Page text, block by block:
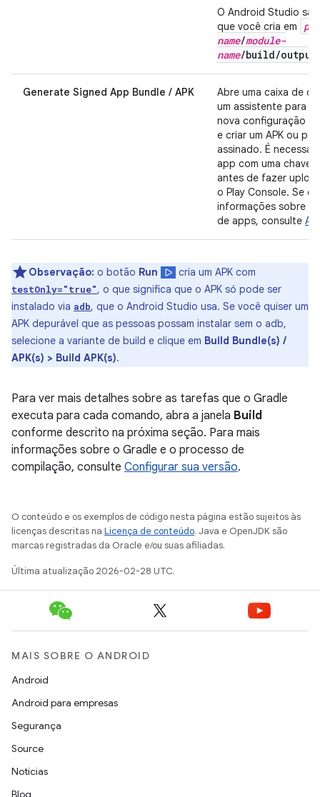
O Android Studio
que você cria em
name/module-
name/build/
Generate Signed App Bundle / APK
Abre uma caixa de
um assistente para
nova configuração
e criar um APK ou
assinado. É
app com uma chave
antes de fazer
o Play Console. Se
informações sobre a
de apps, consulte
Observação: o botão Run cria um APK com
testOnly="true", o que significa que o APK só pode ser
instalado via adb, que o Android Studio usa. Se você quiser um
APK depurável que as pessoas possam instalar sem o adb,
selecione a variante de build e clique em Build Bundle(s) /
APK(s) > Build APK(s).
Para ver mais detalhes sobre as tarefas que o Gradle
executa para cada comando, abra a janela Build
conforme descrito na próxima seção. Para mais
informações sobre o Gradle e o processo de
compilação, consulte Configurar sua versão.
O conteúdo e os exemplos de código nesta página estão sujeitos às
licenças descritas na Licença de conteúdo. Java e OpenJDK são
marcas registradas da Oracle e/ou suas afiliadas.
Última atualização 2026-02-28 UTC.
MAIS SOBRE O ANDROID
Android
Android para empresas
Segurança
Source
Notícias
Blog